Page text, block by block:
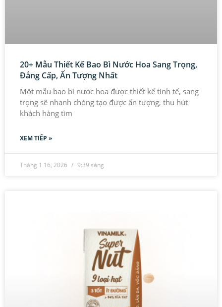
20+ Mẫu Thiết Kế Bao Bì Nước Hoa Sang Trọng,
Đẳng Cấp, Ấn Tượng Nhất
Một mẫu bao bì nước hoa được thiết kế tinh tế, sang
trọng sẽ nhanh chóng tạo được ấn tượng, thu hút
khách hàng tìm
XEM TIẾP »
Tháng 1 16, 2026 9:39 sáng